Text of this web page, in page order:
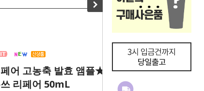
어 고농축 발효 앰플★
리페어 50mL